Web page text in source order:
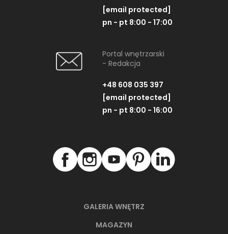
GALERIA WNĘTRZ
MAGAZYN
[email protected]
pn - pt 8:00 - 17:00
Portal wnętrzarski
- Redakcja
+48 608 035 397
[email protected]
pn - pt 8:00 - 16:00